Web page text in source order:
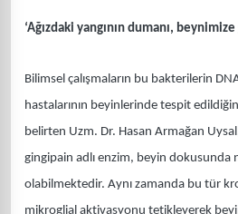
‘Ağızdaki yangının dumanı,
Bilimsel çalışmaların bu bakterilerin
hastalarının beyinlerinde tespit
belirten Uzm. Dr. Hasan Armağan
gingipain adlı enzim, beyin
olabilmektedir. Aynı zamanda bu tür
mikroglial aktivasyonu tetikleyerek